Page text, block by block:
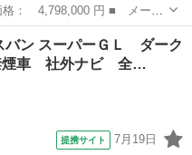
バン ■ グレード名： ス
年式 ４ナンバー ディーゼ
バン スーパーＧＬ ダーク
煙車 社外ナビ 全…
提携サイト 7月19日